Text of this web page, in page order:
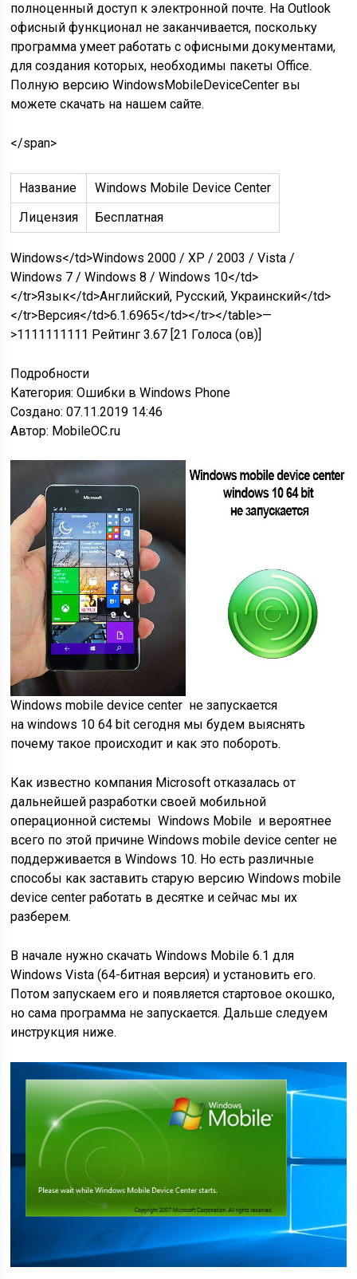
полноценный доступ к электронной почте. НаOutlook
офисный функционал не заканчивается, поскольку
программа умеет работать с офисными документами,
для создания которых, необходимы пакетыOffice.
Полную версиюWindowsMobileDeviceCenter вы
можете скачать на нашем сайте.
</span>
Название
Windows Mobile Device Center
Лицензия
Бесплатная
Windows</td>Windows 2000 / XP / 2003 / Vista /
Windows 7 / Windows 8 / Windows 10</td>
</tr>Язык</td>Английский, Русский, Украинский</td>
</tr>Версия</td>6.1.6965</td></tr></table>—
>1111111111 Рейтинг 3.67 [21 Голоса (ов)]
Подробности
Категория: Ошибки в Windows Phone
Создано: 07.11.2019 14:46
Автор: MobileOC.ru
Windows mobile device center не запускается
на windows 10 64 bit сегодня мы будем выяснять
почему такое происходит и как это побороть.
Как известно компания Microsoft отказалась от
дальнейшей разработки своей мобильной
операционной системы Windows Mobile и вероятнее
всего по этой причине Windows mobile device center не
поддерживается в Windows 10. Но есть различные
способы как заставить старую версию Windows mobile
device center работать в десятке и сейчас мы их
разберем.
В начале нужно скачать Windows Mobile 6.1 для
Windows Vista (64-битная версия) и установить его.
Потом запускаем его и появляется стартовое окошко,
но сама программа не запускается. Дальше следуем
инструкция ниже.